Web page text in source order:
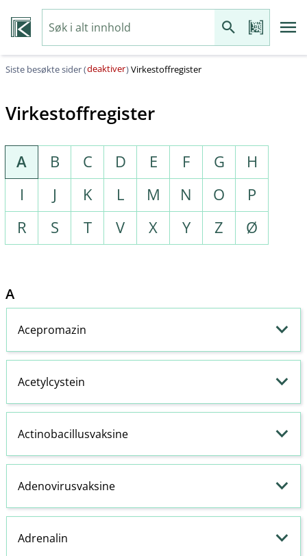
Siste besøkte sider (deaktiver)Virkestoffregister
Virkestoffregister
A B C D E F G
H
I
J K L M N O
P
R
S T V X Y Z Ø
A
Acepromazin
Acetylcystein
Actinobacillusvaksine
Adenovirusvaksine
Adrenalin